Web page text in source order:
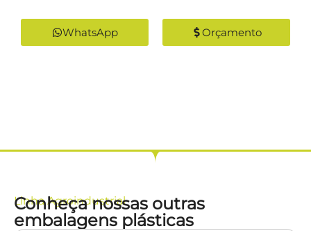
WhatsApp Orçamento
LinhaAgroindustrial
Conheça nossas outras
embalagens plásticas